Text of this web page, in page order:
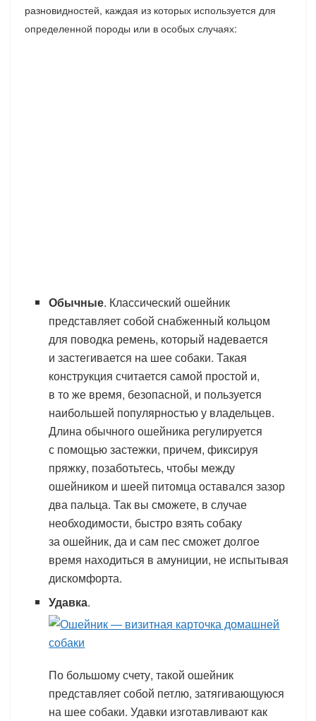
разновидностей, каждая из которых используется для
определенной породы или в особых случаях:
Обычные. Классический ошейник
представляет собой снабженный кольцом
для поводка ремень, который надевается
и застегивается на шее собаки. Такая
конструкция считается самой простой и,
в то же время, безопасной, и пользуется
наибольшей популярностью у владельцев.
Длина обычного ошейника регулируется
с помощью застежки, причем, фиксируя
пряжку, позаботьтесь, чтобы между
ошейником и шеей питомца оставался зазор
два пальца. Так вы сможете, в случае
необходимости, быстро взять собаку
за ошейник, да и сам пес сможет долгое
время находиться в амуниции, не испытывая
дискомфорта.
Удавка.
По большому счету, такой ошейник
представляет собой петлю, затягивающуюся
на шее собаки. Удавки изготавливают как